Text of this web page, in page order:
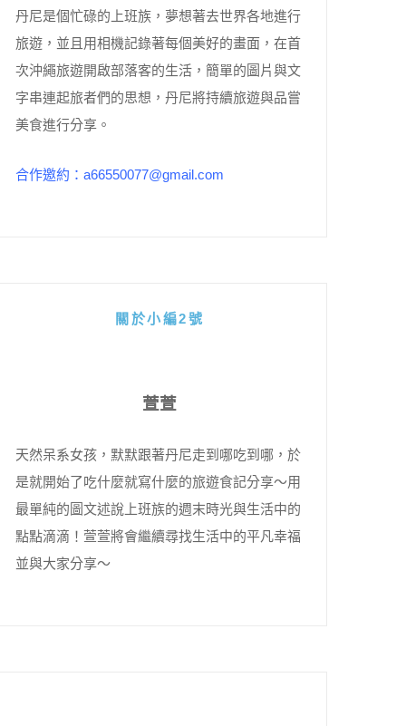
丹尼是個忙碌的上班族，夢想著去世界各地進行
旅遊，並且用相機記錄著每個美好的畫面，在首
次沖繩旅遊開啟部落客的生活，簡單的圖片與文
字串連起旅者們的思想，丹尼將持續旅遊與品嘗
美食進行分享。
合作邀約：a66550077@gmail.com
關於小編2號
萱萱
天然呆系女孩，默默跟著丹尼走到哪吃到哪，於
是就開始了吃什麼就寫什麼的旅遊食記分享～用
最單純的圖文述說上班族的週末時光與生活中的
點點滴滴！萱萱將會繼續尋找生活中的平凡幸福
並與大家分享～